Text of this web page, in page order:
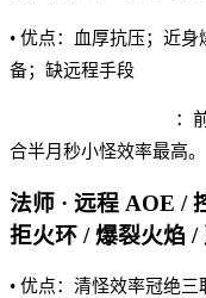
• 优点：血厚抗压；近
备；缺远程手段
：
合半月秒小怪效率最高。
法师 · 远程 AOE /
拒火环 / 爆裂火焰 /
• 优点：清怪效率冠绝三